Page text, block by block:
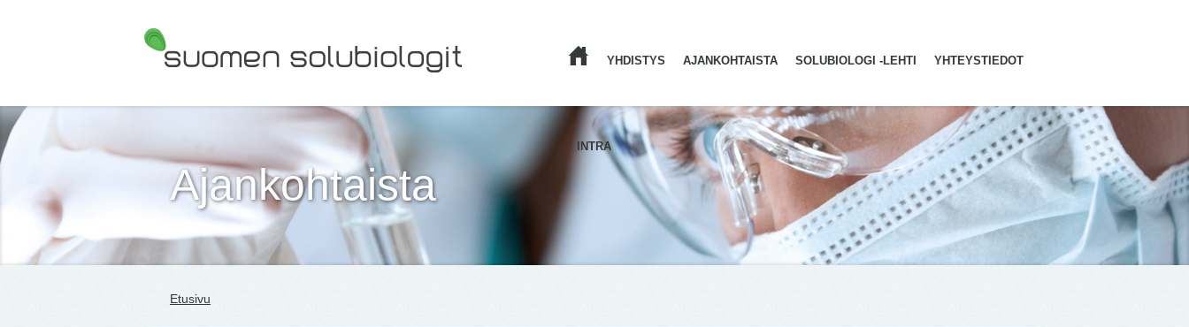
YHDISTYS AJANKOHTAISTA SOLUBIOLOGI -LEHTI YHTEYSTIEDOT
INTRA
Ajankohtaista
Etusivu